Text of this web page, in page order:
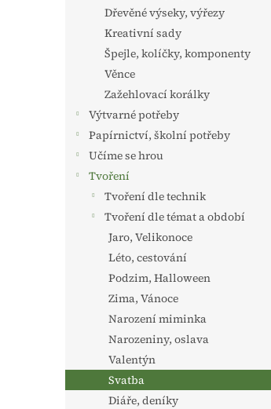
Dřevěné výseky, výřezy
Kreativní sady
Špejle, kolíčky, komponenty
Věnce
Zažehlovací korálky
Výtvarné potřeby
Papírnictví, školní potřeby
Učíme se hrou
Tvoření
Tvoření dle technik
Tvoření dle témat a období
Jaro, Velikonoce
Léto, cestování
Podzim, Halloween
Zima, Vánoce
Narození miminka
Narozeniny, oslava
Valentýn
Svatba
Diáře, deníky